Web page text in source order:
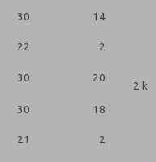
30 14
22 2
30 20
2
30 18
21 2